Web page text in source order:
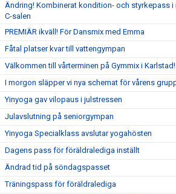
Ändring! Kombinerat kondition- och styrkepass i
C-salen
PREMIÄR ikväll! För Dansmix med Emma
Fåtal platser kvar till vattengympan
Välkommen till vårterminen på Gymmix i Karlstad!
I morgon släpper vi nya schemat för vårens
Yinyoga gav vilopaus i julstressen
Julavslutning på seniorgympan
Yinyoga Specialklass avslutar yogahösten
Dagens pass för föräldralediga inställt
Ändrad tid på söndagspasset
Träningspass för föräldralediga